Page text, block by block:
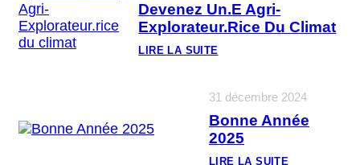
E
R
I
E
C
Devenez Un.e Agri-
Explorateur.rice Du Climat
LIRE LA SUITE
V
N
E
Z
U
31 décembre 2024
Bonne Année
2025
LIRE LA SUITE